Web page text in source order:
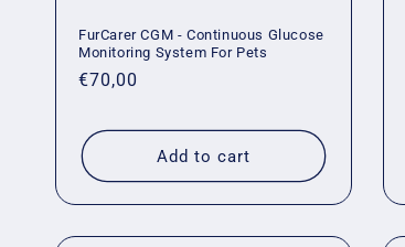
o
:
FurCarer CGM - Continuous Glucose
Monitoring System For Pets
Regular
€70,00
Add to cart